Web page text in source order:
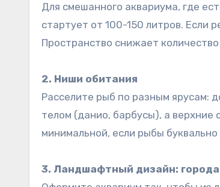
Для смешанного аквариума, где
стартует от 100-150 литров. Если
Пространство снижает
2. Ниши обитания
Расселите рыб по разным ярусам:
телом (данио, барбусы), а верхние
минимальной, если рыбы
3. Ландшафтный дизайн: